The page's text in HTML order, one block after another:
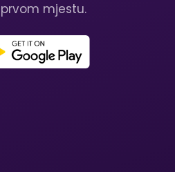
mjestu.